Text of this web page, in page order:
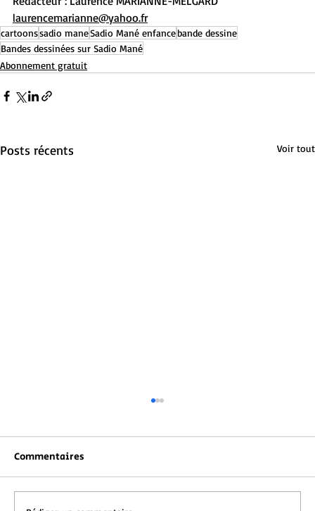
laurencemarianne@yahoo.fr
cartoonssadio maneSadio Mané enfancebande dessine
Bandes dessinées sur Sadio Mané
Abonnement gratuit
Posts récents Voir tout
Commentaires